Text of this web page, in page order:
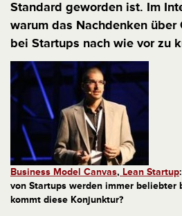
Standard geworden ist. Im
warum das Nachdenken über
bei Startups nach wie vor zu
Business Model Canvas, Lean Startup
von Startups werden immer beliebter
kommt diese Konjunktur?